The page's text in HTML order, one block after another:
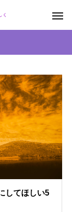
してほしい5